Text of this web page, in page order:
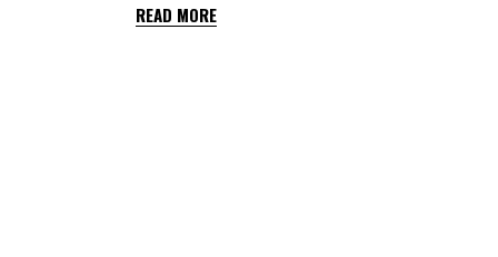
READ MORE